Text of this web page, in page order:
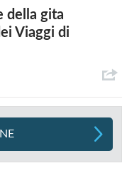
della gita
Viaggi di